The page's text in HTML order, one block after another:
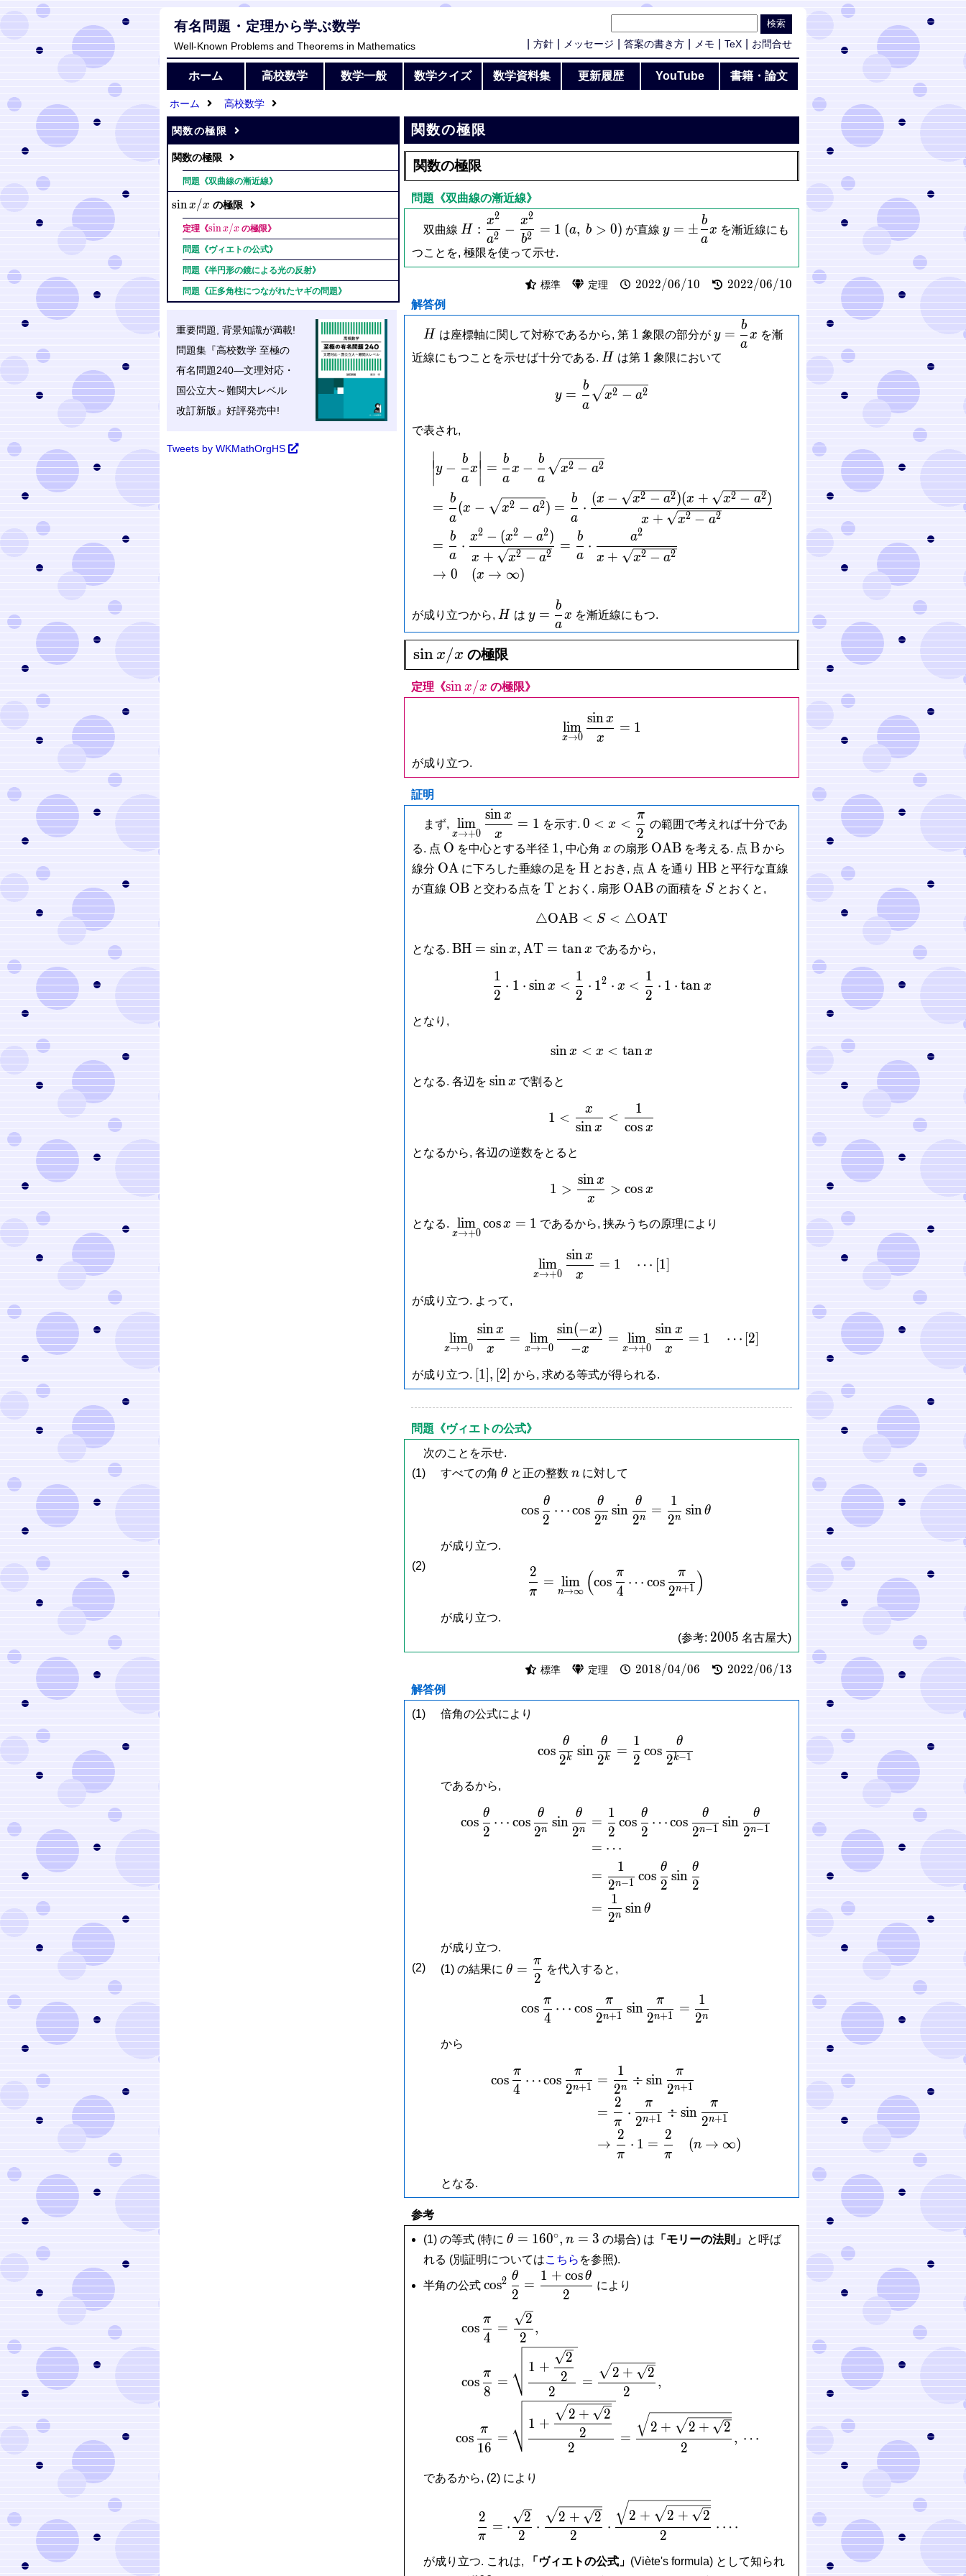
有名問題・定理から学ぶ数学
Well-Known Problems and Theorems in Mathematics 方針 メッセージ 答案の書き方 メモ TeX お問合せ
ホーム 高校数学 数学一般 数学クイズ 数学資料集 更新履歴 YouTube 書籍・論文
ホーム 高校数学
関数の極限
関数の極限
問題《双曲線の漸近線》
\sin
x/x
sinx/x の極限
定理《\sin
x/x
sinx/x の極限》
問題《ヴィエトの公式》
問題《半円形の鏡による光の反射》
問題《正多角柱につながれたヤギの問題》
重要問題, 背景知識が満載!
問題集『高校数学 至極の
有名問題240—文理対応・
国公立大～難関大レベル
改訂新版』好評発売中!
Tweets by WKMathOrgHS
関数の極限
関数の極限
問題《双曲線の漸近線》
双曲線
H:\dfrac{x^2}
{a^2}-
\dfrac{x^2}
{b^2} = 1
H :
a2
x2
−
b2
x2
= 1
(a,\
b >
(a, b > 0) が直線 \pm\dfrac{b}
y = ±
a
b
x を漸近線にも
つことを, 極限を使って示せ.
標準 定理 2022/06/10
2022/06/10 2022/06/10
2022/06/10
解答例
H
H は座標軸に関して対称であるから, 第 1
1 象限の部分が
\dfrac{b}
{a}x
y =
a
b
x を漸
近線にもつことを示せば十分である. H
H は第 1
1 象限において
y = \frac{b}{a}\sqrt{x^2-a^2}
y =
a
b
x2 − a2
で表され,
\begin{aligned} &\left| y-\frac{b}{a}x\right| =
∣
∣
∣
∣
∣
y −
a
b
x
∣
∣
∣∣
∣
=
a
b
x −
a
b
x2 − a2
=
a
b
(x − x2 − a2) =
a
b
⋅
x + x2 − a2
(x − x2 − a2)(x + x2 − a2)
=
a
b
⋅
x + x2 − a2
x2 − (x2 − a2)
=
a
b
⋅
x + x2 − a2
a2
→ 0 (x → ∞)
が成り立つから, H
H は
\dfrac{b}
{a}x
y =
a
b
x を漸近線にもつ.
\sin
x/x
sinx/x の極限
定理《\sin
x/x
sinx/x の極限》
\lim_{x \to 0}\frac{\sin x}{x} = 1
x→0
lim
x
sinx
= 1
が成り立つ.
証明
まず,
\lim\limits_{x
\to
+0}\dfrac{\sin
x}{x} = 1
x→+0
lim
x
sinx
= 1 を示す. 0 < x <
\dfrac{\pi}
{2}
0 < x <
2
π
の範囲で考えれば十分であ
る. 点 \mathrm
O
O を中心とする半径 1,
1, 中心角 x
x の扇形 \mathrm{OAB}
OAB を考える. 点 \mathrm
B
B から
線分 \mathrm{OA}
OA に下ろした垂線の足を \mathrm
H
H とおき, 点 \mathrm
A
A を通り \mathrm{HB}
HB と平行な直線
が直線 \mathrm{OB}
OB と交わる点を \mathrm
T とおく. 扇形 \mathrm{OAB}
OAB の面積を S
S とおくと,
\triangle\mathrm{OAB} < S < \triangle\mathrm{OAT}
△OAB < S < △OAT
となる. \mathrm{BH}
BH = sinx, \mathrm{AT}
AT = tanx であるから,
\frac{1}{2}\cdot 1\cdot \sin x < \frac{1}{2}\cdot
2
1
⋅ 1 ⋅ sinx <
2
1
⋅ 12 ⋅ x <
2
1
⋅ 1 ⋅ tan x
となり,
\sin x < x < \tan x
sinx < x < tanx
となる. 各辺を \sin
sinx で割ると
1 < \frac{x}{\sin x} < \frac{1}{\cos x}
1 <
sinx
x
<
cos x
1
となるから, 各辺の逆数をとると
1 > \frac{\sin x}{x} > \cos x
1 >
x
sinx
> cos x
となる.
\lim\limits_{x
\to +0}\cos x
x→+0
lim cosx = 1 であるから, 挟みうちの原理により
\lim\limits_{x \to +0}\frac{\sin x}{x} = 1 \quad \cdots [1]
x→+0
lim
x
sinx
= 1 ⋯ 1
が成り立つ. よって,
\lim\limits_{x \to -0}\frac{\sin x}{x} = \lim\limits_{x
x→−0
lim
x
sinx
=
x→−0
lim
−x
sin(−x)
=
x→+0
lim
x
sin x
= 1 ⋯ 2
が成り立つ. [1],
1 , [2]
2 から, 求める等式が得られる.
問題《ヴィエトの公式》
次のことを示せ.
(1)
すべての角 \theta
θ と正の整数 n
nに対して
cos
2
θ
⋯cos
2n
θ
sin
2n
θ
=
2n
1
sinθ
が成り立つ.
(2)
\frac{2}{\pi} = \lim\limits_{n \to
π
2
=
n→∞
lim (cos
4
π
⋯ cos
2n+1
π )
が成り立つ.
(参考: 2005
2005 名古屋大)
標準 定理 2018/04/06
2018/04/06 2022/06/13
2022/06/13
解答例
(1)
倍角の公式により
\cos\frac{\theta}{2^k}\sin\frac{\theta}{2^k} =
cos
2k
θ
sin
2k
θ
=
2
1
cos
2k−1
θ
であるから,
\begin{aligned}
cos
2
θ
⋯ cos
2n
θ
sin
2n
θ
=
2
1
cos
2
θ
⋯cos
2n−1
θ
sin
2n−1
θ
= ⋯
=
2n−1
1
cos
2
θ
sin
2
θ
=
2n
1
sinθ
が成り立つ.
(2)
(1) の結果に \theta =
\dfrac{\pi}
θ =
2
π
を代入すると,
cos
4
π
⋯ cos
2n+1
π
sin
2n+1
π
=
2n
1
から
\begin{aligned}
cos
4
π
⋯cos
2n+1
π
=
2n
1
÷ sin
2n+1
π
=
π
2
⋅
2n+1
π
÷ sin
2n+1
π
→
π
2
⋅ 1 =
π
2
(n → ∞)
となる.
参考
(1) の等式 (特に \theta =
160^\circ,
θ = 160∘, n
=
3
n = 3 の場合) は 「モリーの法則」 と呼ば
れる (別証明についてはこちら を参照).
半角の公式
\cos ^2\dfrac{\theta}
{2} =
\dfrac{1+\cos\theta}
{2}
cos2
2
θ
=
2
1 + cosθ
により
\begin{aligned} \cos\frac{\pi}{4} &= \frac{\sqrt
cos
4
π
cos
8
π
cos
16
π
=
2
2
,
=
2
1 +
2
2
=
2
2 + 2
,
=
2
1 +
2
2 +
2
=
2
2 + 2 + 2
, ⋯
であるから, (2) により
\frac{2}{\pi} = \cdot\frac{\sqrt
π
2
= ⋅
2
2
⋅
2
2 + 2
⋅
2
2 + 2 + 2
⋅ ⋯
が成り立つ. これは, 「ヴィエトの公式」 (Viète's formula) として知られ